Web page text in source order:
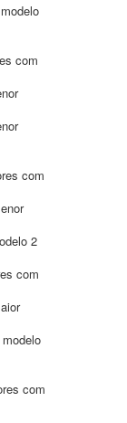
com
com
2
com
com